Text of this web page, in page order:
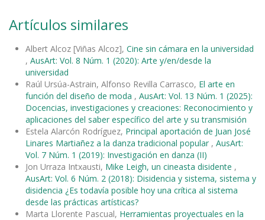
Artículos similares
Albert Alcoz [Viñas Alcoz], Cine sin cámara en la universidad
, AusArt: Vol. 8 Núm. 1 (2020): Arte y/en/desde la
universidad
Raúl Ursúa-Astrain, Alfonso Revilla Carrasco, El arte en
función del diseño de moda , AusArt: Vol. 13 Núm. 1 (2025):
Docencias, investigaciones y creaciones: Reconocimiento y
aplicaciones del saber específico del arte y su transmisión
Estela Alarcón Rodríguez, Principal aportación de Juan José
Linares Martiañez a la danza tradicional popular , AusArt:
Vol. 7 Núm. 1 (2019): Investigación en danza (II)
Jon Urraza Intxausti, Mike Leigh, un cineasta disidente ,
AusArt: Vol. 6 Núm. 2 (2018): Disidencia y sistema, sistema y
disidencia ¿Es todavía posible hoy una crítica al sistema
desde las prácticas artísticas?
Marta Llorente Pascual, Herramientas proyectuales en la